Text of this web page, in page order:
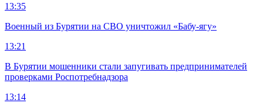
13:35
Военный из Бурятии на СВО уничтожил «Бабу-ягу»
13:21
В Бурятии мошенники стали запугивать предпринимателей
проверками Роспотребнадзора
13:14